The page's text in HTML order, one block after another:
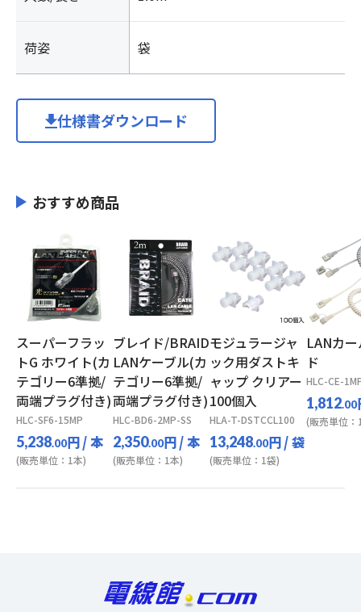
荷姿 袋
仕様書ダウンロード
おすすめ商品
スーパーフラッ
トG ホワイト(カ
テゴリー6準拠/
両端プラグ付き)
HLC-SF6-15MP
5,238.00円/ 本
(販売単位：1本)
ブレイド/BRAID
LANケーブル(カ
テゴリー6準拠/
両端プラグ付き)
HLC-BD6-2MP-SS
2,350.00円/ 本
(販売単位：1本)
モジュラージャ
ック用ダストキ
ャップ クリアー
100個入
HLA-T-DSTCCL100
13,248.00円/ 袋
(販売単位：1袋)
LANカ
ド
HLC-CE-
1,812.00
(販売単位：